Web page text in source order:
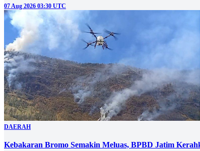
07 Aug 2026 03:30 UTC
DAERAH
Kebakaran Bromo Semakin Meluas, BPBD Jatim